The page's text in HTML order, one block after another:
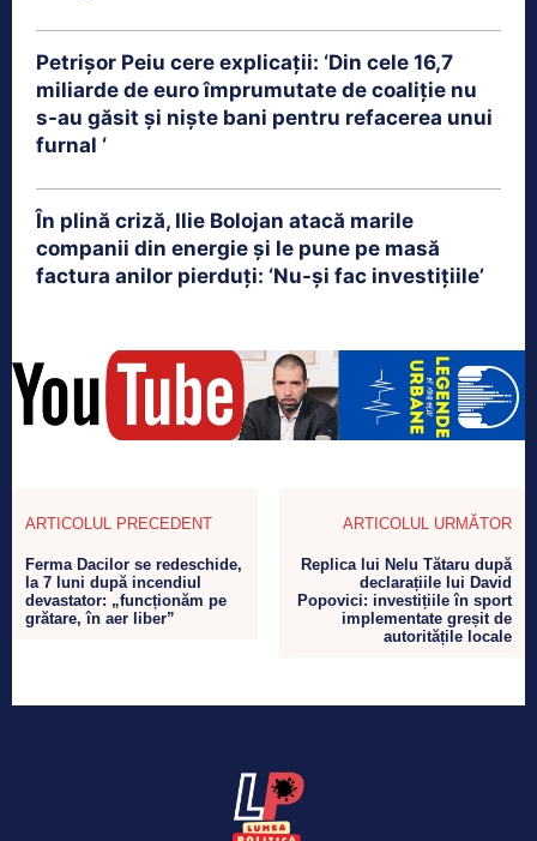
Petrişor Peiu cere explicații: ‘Din cele 16,7
miliarde de euro împrumutate de coaliţie nu
s-au găsit şi nişte bani pentru refacerea unui
furnal ‘
În plină criză, Ilie Bolojan atacă marile
companii din energie și le pune pe masă
factura anilor pierduți: ‘Nu-și fac investițiile’
ARTICOLUL PRECEDENT
Ferma Dacilor se redeschide,
la 7 luni după incendiul
devastator: „funcționăm pe
grătare, în aer liber”
ARTICOLUL URMĂTOR
Replica lui Nelu Tătaru după
declarațiile lui David
Popovici: investițiile în sport
implementate greșit de
autoritățile locale